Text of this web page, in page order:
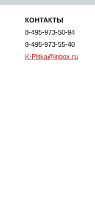
КОНТАКТЫ
8-495-973-50-94
8-495-973-55-40
K-Plitka@inbox.ru